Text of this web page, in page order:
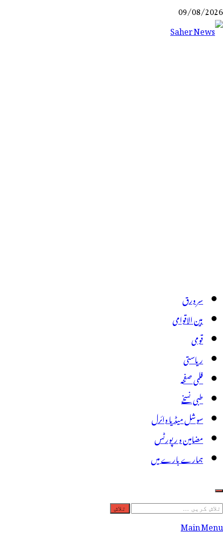
Skip
to
09/08/2026
سر ورق
بین الاقوامی
قومی
ریاستی
فلمی صفحہ
طبی نسخے
سوشل میڈیا وائرل
مضامین و رپورٹس
ہمارے بارے میں
تلاش
کریں
Main Menu